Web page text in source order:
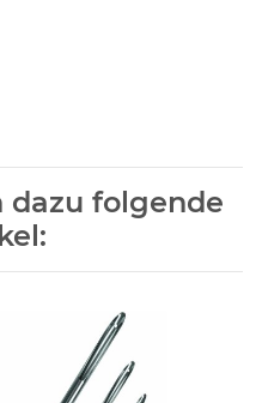
dazu folgende